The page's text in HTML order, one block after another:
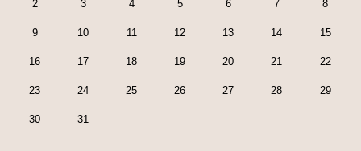
2 3 4 5 6 7 8
9 10 11 12 13 14 15
16 17 18 19 20 21 22
23 24 25 26 27 28 29
30 31